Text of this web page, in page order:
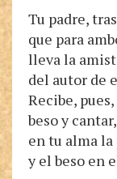
Tu padre,
que para
lleva la
del autor de
Recibe,
beso y
en tu alma la
y el beso en